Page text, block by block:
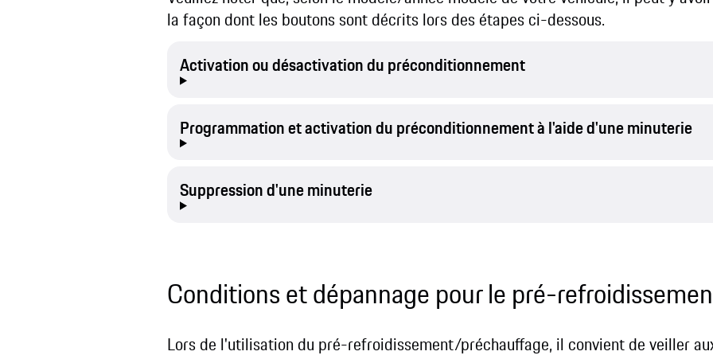
la façon dont les boutons sont décrits lors des étapes ci-dessous.
Activation ou désactivation du préconditionnement
Programmation et activation du préconditionnement à l'aide d'une minuterie
Suppression d'une minuterie
Conditions et dépannage pour le pré-
Lors de l'utilisation du pré-refroidissement/préchauffage, il convient de veiller